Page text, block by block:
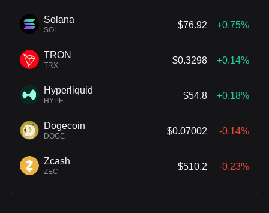
Solana
SOL
$76.92 +0.75%
TRON
TRX
$0.3298 +0.14%
Hyperliquid
HYPE
$54.8 +0.18%
Dogecoin
DOGE
$0.07002 -0.14%
Zcash
ZEC
$510.2 -0.23%